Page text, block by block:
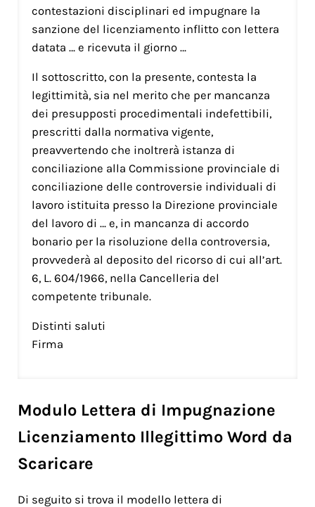
contestazioni disciplinari ed impugnare la
sanzione del licenziamento inflitto con lettera
datata … e ricevuta il giorno …
Il sottoscritto, con la presente, contesta la
legittimità, sia nel merito che per mancanza
dei presupposti procedimentali indefettibili,
prescritti dalla normativa vigente,
preavvertendo che inoltrerà istanza di
conciliazione alla Commissione provinciale di
conciliazione delle controversie individuali di
lavoro istituita presso la Direzione provinciale
del lavoro di … e, in mancanza di accordo
bonario per la risoluzione della controversia,
provvederà al deposito del ricorso di cui all’art.
6, L. 604/1966, nella Cancelleria del
competente tribunale.
Distinti saluti
Firma
Modulo Lettera di Impugnazione
Licenziamento Illegittimo Word da
Scaricare
Di seguito si trova il modello lettera di